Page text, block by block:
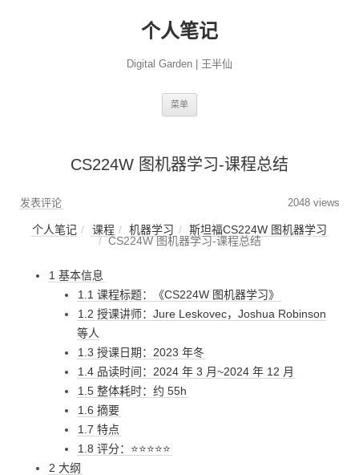
个人笔记
Digital Garden | 王半仙
菜单
CS224W 图机器学习-课程总结
发表评论 2048 views
个人笔记 课程 机器学习
斯坦福CS224W 图机器学习
CS224W 图机器学习-课程总结
1 基本信息
1.1 课程标题：《CS224W 图机器学习》
1.2 授课讲师：Jure Leskovec，Joshua Robinson
等人
1.3 授课日期：2023 年冬
1.4 品读时间：2024 年 3 月~2024 年 12 月
1.5 整体耗时：约 55h
1.6 摘要
1.7 特点
1.8 评分：⭐⭐⭐⭐⭐
2 大纲